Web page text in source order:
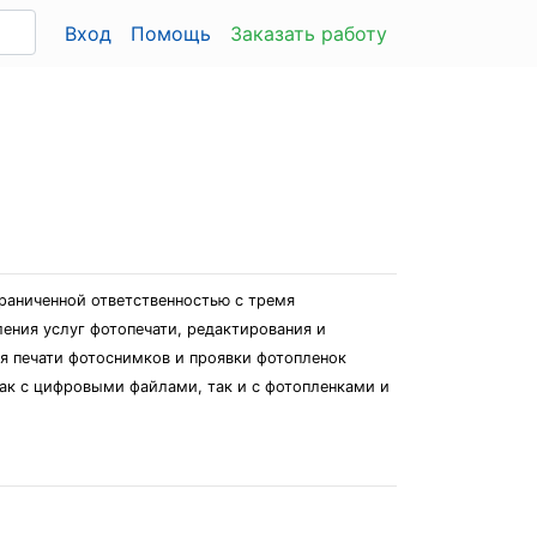
Вход Помощь Заказать работу
ответственностью с тремя
услуг фотопечати, редактирования и
печати фотоснимков и проявки фотопленок
с цифровыми файлами, так и с фотопленками и